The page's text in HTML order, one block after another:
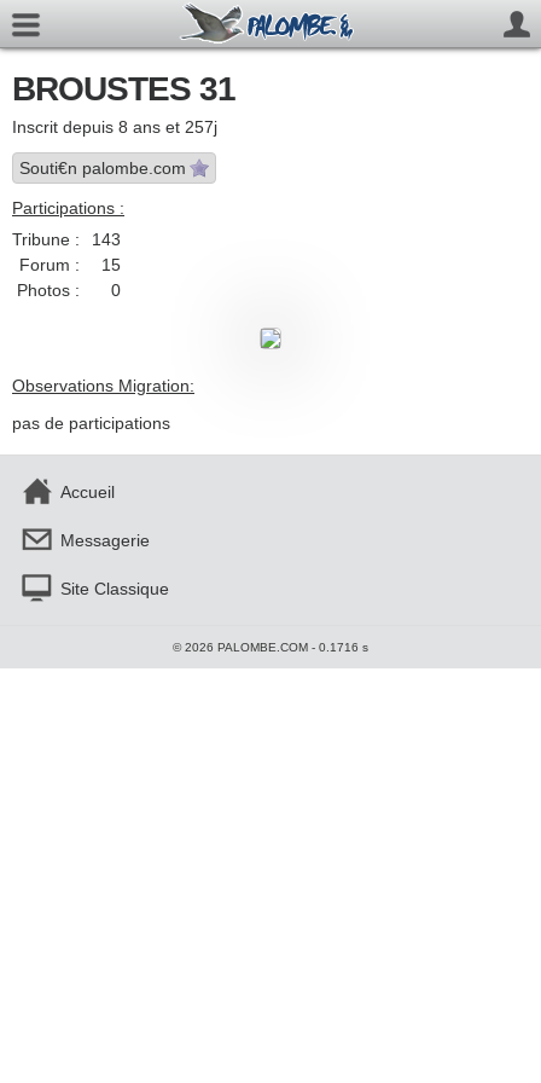
BROUSTES 31
Inscrit depuis 8 ans et 257j
Souti€n palombe.com
Participations :
Tribune :
143
Forum :
15
Photos :
0
Observations Migration:
pas de participations
Accueil
Messagerie
Site Classique
© 2026 PALOMBE.COM - 0.1716 s